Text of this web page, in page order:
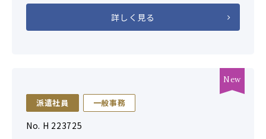
詳しく見る
派遣社員 一般事務
No. H 223725